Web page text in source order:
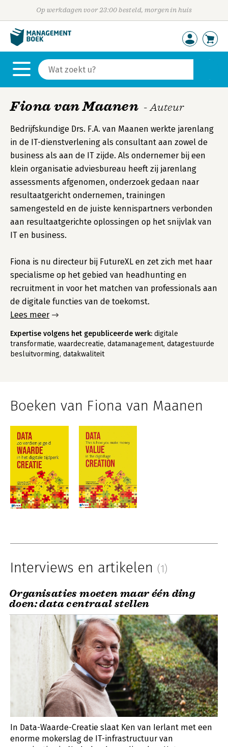
Op werkdagen voor 23:00 besteld, morgen in huis
Fiona van Maanen - Auteur
Bedrijfskundige Drs. F.A. van Maanen werkte jarenlang
in de IT-dienstverlening als consultant aan zowel de
business als aan de IT zijde. Als ondernemer bij een
klein organisatie adviesbureau heeft zij jarenlang
assessments afgenomen, onderzoek gedaan naar
resultaatgericht ondernemen, trainingen
samengesteld en de juiste kennispartners verbonden
aan resultaatgerichte oplossingen op het snijvlak van
IT en business.
Fiona is nu directeur bij FutureXL en zet zich met haar
specialisme op het gebied van headhunting en
recruitment in voor het matchen van professionals aan
de digitale functies van de toekomst.
Lees meer
Expertise volgens het gepubliceerde werk: digitale
transformatie, waardecreatie, datamanagement, datagestuurde
besluitvorming, datakwaliteit
Boeken van Fiona van Maanen
Interviews en artikelen (1)
Organisaties moeten maar één ding
doen: data centraal stellen
In Data-Waarde-Creatie slaat Ken van Ierlant met een
enorme mokerslag de IT-infrastructuur van